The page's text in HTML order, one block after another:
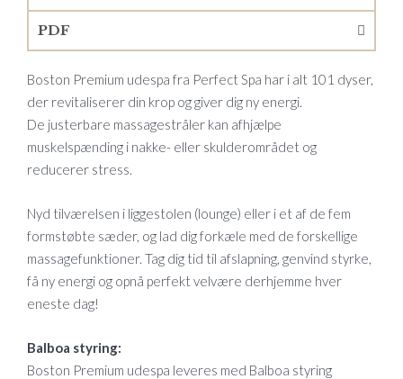
PDF
Boston Premium udespa fra Perfect Spa har i alt 101 dyser,
der revitaliserer din krop og giver dig ny energi.
De justerbare massagestråler kan afhjælpe
muskelspænding i nakke- eller skulderområdet og
reducerer stress.
Nyd tilværelsen i liggestolen (lounge) eller i et af de fem
formstøbte sæder, og lad dig forkæle med de forskellige
massagefunktioner. Tag dig tid til afslapning, genvind styrke,
få ny energi og opnå perfekt velvære derhjemme hver
eneste dag!
Balboa styring:
Boston Premium udespa leveres med Balboa styring